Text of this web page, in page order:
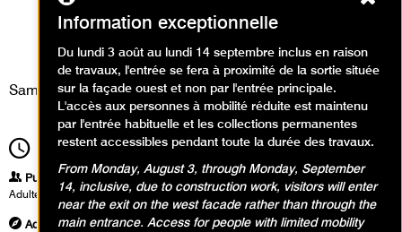
L'âge atomique
Visites
Samedi 4 janvier 2025
14h00Durée1h30
Publics
Adultes
Adresse
Information exceptionnelle
Du lundi 3 août au lundi 14 septembre inclus en raison
de travaux, l'entrée se fera à proximité de la sortie située
sur la façade ouest et non par l'entrée principale.
L'accès aux personnes à mobilité réduite est maintenu
par l'entrée habituelle et les collections permanentes
restent accessibles pendant toute la durée des travaux.
From Monday, August 3, through Monday, September
14, inclusive, due to construction work, visitors will enter
near the exit on the west facade rather than through the
main entrance. Access for people with limited mobility